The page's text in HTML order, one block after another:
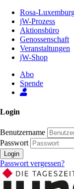
Inhalt
Seite
Rosa-
jW-Prozess
Aktionsbüro
Genossenschaft
Veranstaltungen
jW-Shop
Abo
Spende
Login
Benutzername
Passwort
Login
Passwort vergessen?